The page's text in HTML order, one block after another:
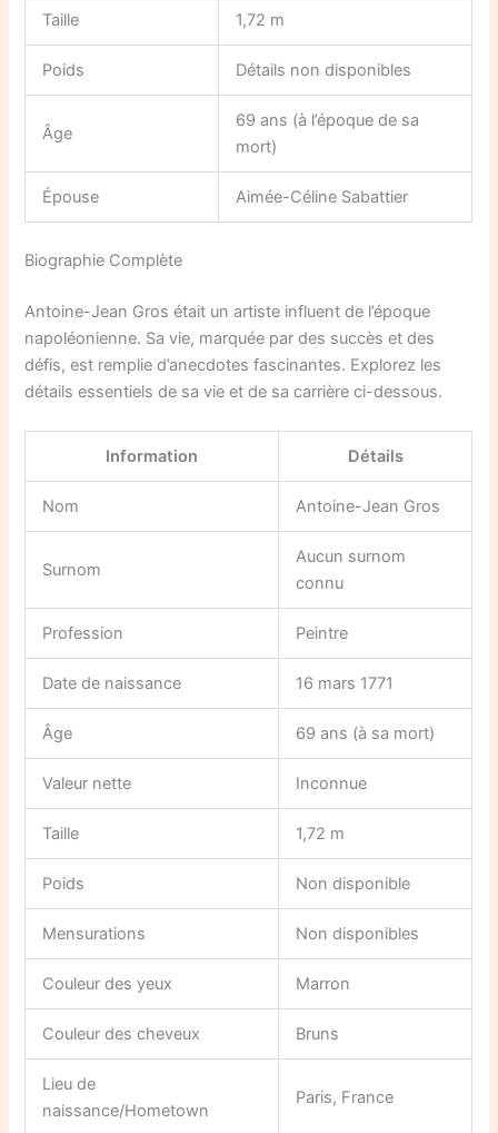
Taille 1,72 m
Poids Détails non disponibles
Âge
69 ans (à l’époque de sa
mort)
Épouse Aimée-Céline Sabattier
Biographie Complète
Antoine-Jean Gros était un artiste influent de l’époque
napoléonienne. Sa vie, marquée par des succès et des
défis, est remplie d’anecdotes fascinantes. Explorez les
détails essentiels de sa vie et de sa carrière ci-dessous.
Information Détails
Nom Antoine-Jean Gros
Surnom
Aucun surnom
connu
Profession Peintre
Date de naissance 16 mars 1771
Âge 69 ans (à sa mort)
Valeur nette Inconnue
Taille 1,72 m
Poids Non disponible
Mensurations Non disponibles
Couleur des yeux Marron
Couleur des cheveux Bruns
Lieu de
naissance/Hometown
Paris, France